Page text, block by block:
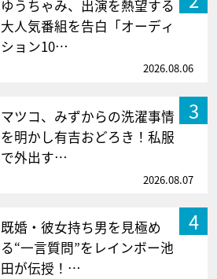
ゆうちゃみ、出演を熱望する
大人気番組を告白「オーディ
ション10…
2026.08.06
3
マツコ、みずからの洗濯事情
を明かし有吉おどろき！私服
で外出す…
2026.08.07
4
既婚・彼女持ち男を見極め
る“一言質問”をレインボー池
田が伝授！…